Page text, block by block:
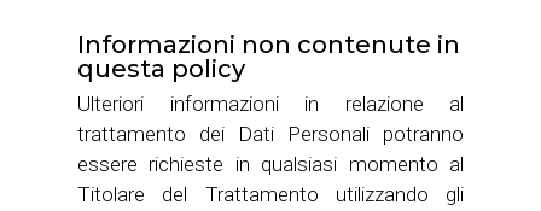
Informazioni non contenute in
questa policy
Ulteriori informazioni in relazione al
trattamento dei Dati Personali potranno
essere richieste in qualsiasi momento al
Titolare del Trattamento utilizzando gli